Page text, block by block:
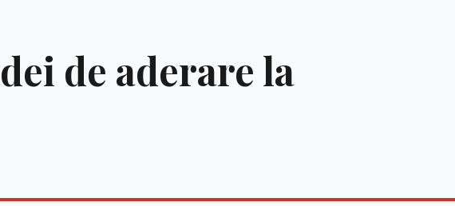
de aderare la